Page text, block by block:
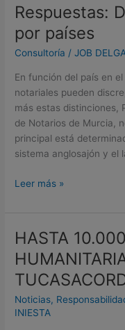
Respuestas:
por países
Consultoría /JOB
En función del país en
notariales pueden
más estas distinciones,
de Notarios de Murcia,
principal está
sistema anglosajón y el
notariales
países
Leer más »
HASTA
Noticias,
INIESTA
HASTA
10.000
EUROS
DE
AYUDA
HUMANITARIA